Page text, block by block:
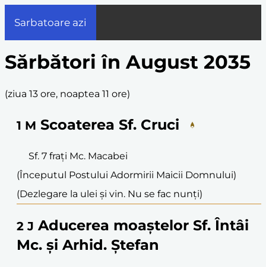
Sarbatoare azi
Sărbători în August 2035
(ziua 13 ore, noaptea 11 ore)
1 M Scoaterea Sf. Cruci
Sf. 7 frați Mc. Macabei
(Începutul Postului Adormirii Maicii Domnului)
(Dezlegare la ulei și vin. Nu se fac nunți)
2 J Aducerea moaștelor Sf. Întâi
Mc. și Arhid. Ștefan